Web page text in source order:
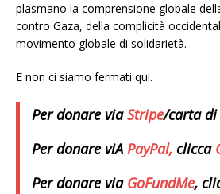
plasmano la comprensione globale
contro Gaza, della complicità
movimento globale di solidarietà.
E non ci siamo fermati qui.
Per donare viaStripe/carta di
Per donare viA PayPal, clicca
Per donare via GoFundMe,